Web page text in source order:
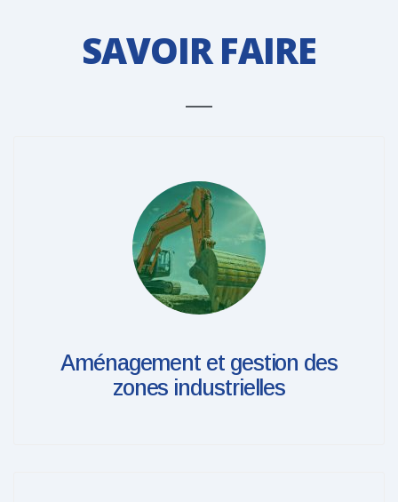
SAVOIR FAIRE
Aménagement et gestion des
zones industrielles